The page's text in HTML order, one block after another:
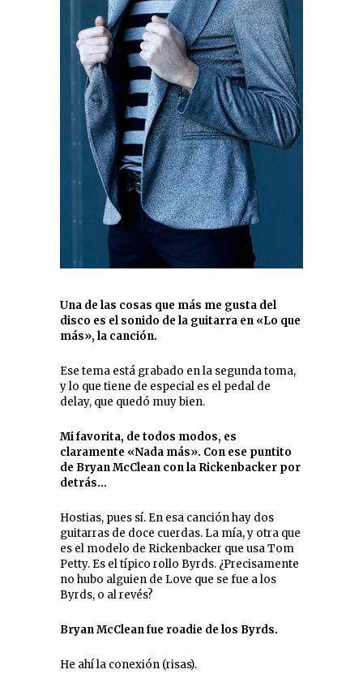
Una de las cosas que más me gusta del
disco es el sonido de la guitarra en «Lo que
más», la canción.
Ese tema está grabado en la segunda toma,
y lo que tiene de especial es el pedal de
delay, que quedó muy bien.
Mi favorita, de todos modos, es
claramente «Nada más». Con ese puntito
de Bryan McClean con la Rickenbacker por
detrás…
Hostias, pues sí. En esa canción hay dos
guitarras de doce cuerdas. La mía, y otra que
es el modelo de Rickenbacker que usa Tom
Petty. Es el típico rollo Byrds. ¿Precisamente
no hubo alguien de Love que se fue a los
Byrds, o al revés?
Bryan McClean fue roadie de los Byrds.
He ahí la conexión (risas).